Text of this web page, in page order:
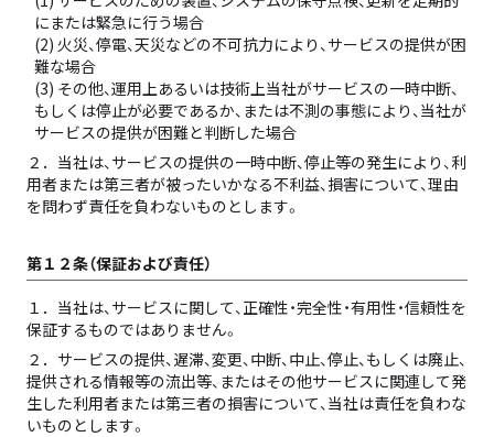
にまたは緊急に行う場合
(2) 火災、停電、天災などの不可抗力により、サービスの提供が困
難な場合
(3) その他、運用上あるいは技術上当社がサービスの一時中断、
もしくは停止が必要であるか、または不測の事態により、当社が
サービスの提供が困難と判断した場合
２． 当社は、サービスの提供の一時中断、停止等の発生により、利
用者または第三者が被ったいかなる不利益、損害について、理由
を問わず責任を負わないものとします。
第１２条（保証および責任）
１． 当社は、サービスに関して、正確性・完全性・有用性・信頼性を
保証するものではありません。
２． サービスの提供、遅滞、変更、中断、中止、停止、もしくは廃止、
提供される情報等の流出等、またはその他サービスに関連して発
生した利用者または第三者の損害について、当社は責任を負わな
いものとします。